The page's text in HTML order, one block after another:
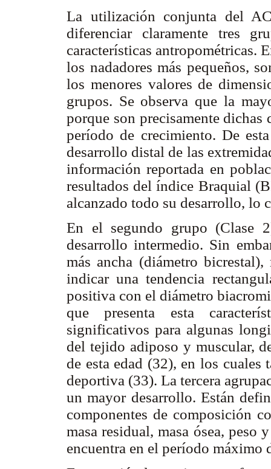
La utilización conjunta del
diferenciar claramente tres
características antropométricas.
los nadadores más pequeños,
los menores valores de
grupos. Se observa que la
porque son precisamente dichas
período de crecimiento. De
desarrollo distal de las
información reportada en
resultados del índice Braquial
alcanzado todo su desarrollo, lo
En el segundo grupo (Clase
desarrollo intermedio. Sin
más ancha (diámetro
indicar una tendencia
positiva con el diámetro
que presenta esta
significativos para algunas
del tejido adiposo y muscular,
de esta edad (32), en los
deportiva (33). La tercera
un mayor desarrollo. Están
componentes de composición
masa residual, masa ósea, peso
encuentra en el período